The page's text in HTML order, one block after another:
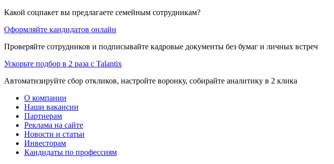
Какой соцпакет вы предлагаете семейным сотрудникам?
Оформляйте кандидатов онлайн
Проверяйте сотрудников и подписывайте кадровые документы без бумаг и личных встреч
Ускорьте подбор в 2 раза с Talantix
Автоматизируйте сбор откликов, настройте воронку, собирайте аналитику в 2 клика
О компании
Наши вакансии
Партнерам
Реклама на сайте
Новости и статьи
Инвесторам
Кандидаты по профессиям